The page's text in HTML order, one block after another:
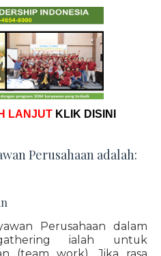
LANJUT KLIK DISINI
Perusahaan adalah:
Perusahaan dalam
ialah untuk